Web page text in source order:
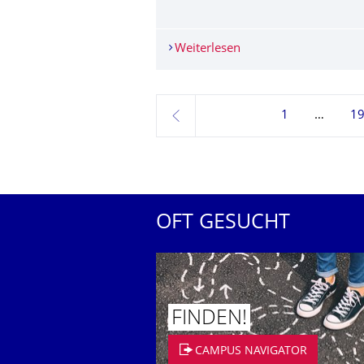
Weiterlesen
zurück
1 19
OFT GESUCHT
FINDEN!
CAMPUS NAVIGATOR